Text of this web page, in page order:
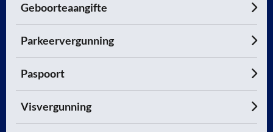
Geboorteaangifte
Parkeervergunning
Paspoort
Visvergunning